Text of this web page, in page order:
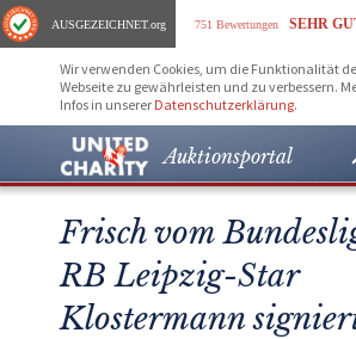
AUSGEZEICHNET.org 751 Bewertungen SEHR
Wir verwenden Cookies, um die Funktionalität
Webseite zu gewährleisten und zu verbessern.
Infos in unserer Datenschutzerklärung.
Auktionsportal
Frisch vom
RB Leipzig-Star
Klostermann